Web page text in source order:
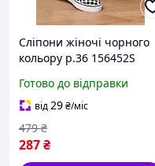
Сліпони жіночі чорного
кольору р.36 156452S
Готово до відправки
від29₴/міс
287₴
479 ₴